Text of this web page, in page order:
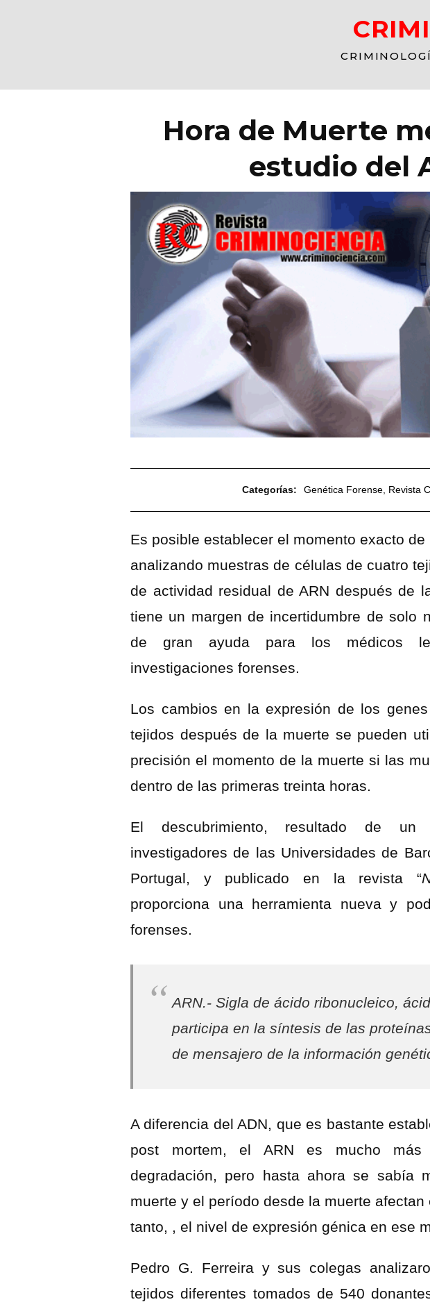
Hora de Muerte
estudio del
Categorías: Genética Forense Revista
Es posible establecer el momento exacto
analizando muestras de células de cuatro
de actividad residual de ARN después de
tiene un margen de incertidumbre de solo
de gran ayuda para los médicos
investigaciones forenses.
Los cambios en la expresión de los
tejidos después de la muerte se pueden
precisión el momento de la muerte si las
dentro de las primeras treinta horas.
El descubrimiento, resultado de un
investigadores de las Universidades de
Portugal, y publicado en la revista “
proporciona una herramienta nueva y
forenses.
ARN.- Sigla de ácido ribonucleico,
participa en la síntesis de las
de mensajero de la información
A diferencia del ADN, que es bastante
post mortem, el ARN es mucho
degradación, pero hasta ahora se sabía
muerte y el período desde la muerte
tanto, , el nivel de expresión génica en ese
Pedro G. Ferreira y sus colegas
tejidos diferentes tomados de 540